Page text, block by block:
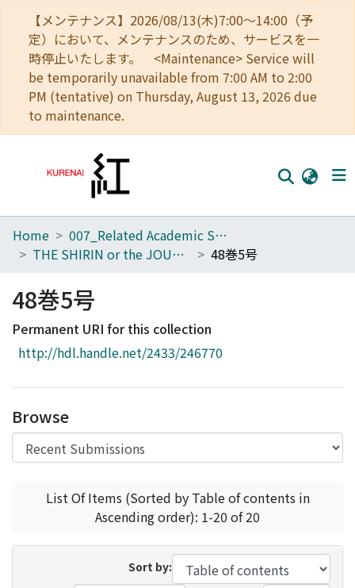
【メンテナンス】2026/08/13(木)7:00～14:00（予
定）において、メンテナンスのため、サービスを一
時停止いたします。 <Maintenance> Service will
be temporarily unavailable from 7:00 AM to 2:00
PM (tentative) on Thursday, August 13, 2026 due
to maintenance.
Home
Browse
Download Ranking
Access Statistics
Home
007_Related Academic Societies
THE SHIRIN or the JOURNAL OF HISTORY
48巻5号
48巻5号
Permanent URI for this collection
http://hdl.handle.net/2433/246770
Browse
List Of Items (Sorted by Table of contents in
Ascending order): 1-20 of 20
Sort by: